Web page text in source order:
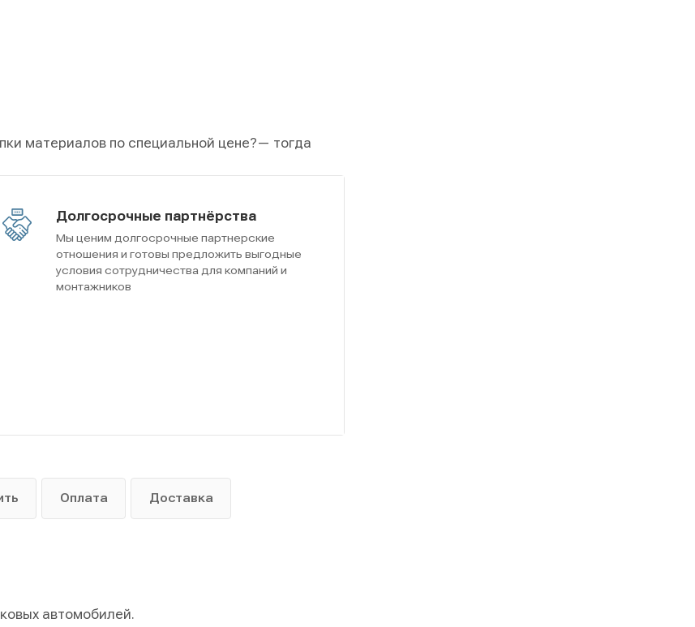
материалов по специальной цене?— тогда
Долгосрочные партнёрства
Мы ценим долгосрочные партнерские
отношения и готовы предложить выгодные
условия сотрудничества для компаний и
монтажников
Оплата Доставка
автомобилей.